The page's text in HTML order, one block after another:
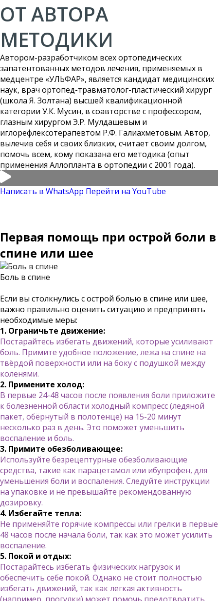
ОТ АВТОРА
МЕТОДИКИ
Автором-разработчиком всех ортопедических
запатентованных методов лечения, применяемых в
медцентре «УЛЬФАР», является кандидат медицинских
наук, врач ортопед-травматолог-пластический хирург
(школа Я. Золтана) высшей квалификационной
категории У.К. Мусин, в соавторстве с профессором,
глазным хирургом Э.Р. Мулдашевым и
иглорефлексотерапевтом Р.Ф. Галиахметовым. Автор,
вылечив себя и своих близких, считает своим долгом,
помочь всем, кому показана его методика (опыт
применения Аллопланта в ортопедии с 2001 года).
Написать в WhatsApp Перейти на YouTube
Первая помощь при острой боли в
спине или шее
Боль в спине
Если вы столкнулись с острой болью в спине или шее,
важно правильно оценить ситуацию и предпринять
необходимые меры:
1. Ограничьте движение:
Постарайтесь избегать движений, которые усиливают
боль. Примите удобное положение, лежа на спине на
твёрдой поверхности или на боку с подушкой между
коленями.
2. Примените холод:
В первые 24-48 часов после появления боли приложите
к болезненной области холодный компресс (ледяной
пакет, обёрнутый в полотенце) на 15-20 минут
несколько раз в день. Это поможет уменьшить
воспаление и боль.
3. Примите обезболивающее:
Используйте безрецептурные обезболивающие
средства, такие как парацетамол или ибупрофен, для
уменьшения боли и воспаления. Следуйте инструкции
на упаковке и не превышайте рекомендованную
дозировку.
4. Избегайте тепла:
Не применяйте горячие компрессы или грелки в первые
48 часов после начала боли, так как это может усилить
воспаление.
5. Покой и отдых:
Постарайтесь избегать физических нагрузок и
обеспечить себе покой. Однако не стоит полностью
избегать движений, так как легкая активность